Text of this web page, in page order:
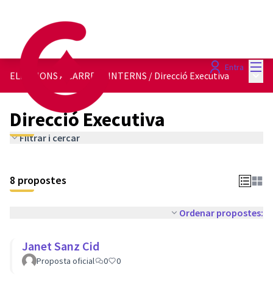
Entra
ELECCIONS A CÀRRECS INTERNS / Direcció Executiva
Direcció Executiva
Filtrar i cercar
8 propostes
Ordenar propostes:
Janet Sanz Cid
Proposta oficial 0 0